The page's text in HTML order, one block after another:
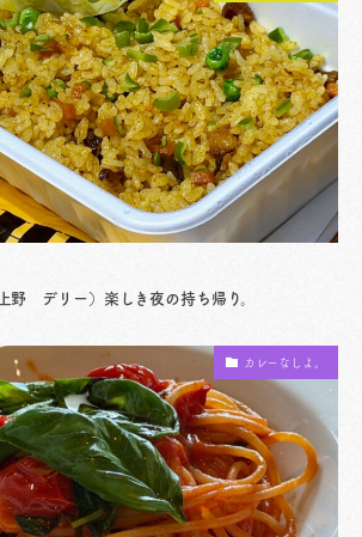
野 デリー）楽しき夜の持ち帰り。
カレーなしよ。